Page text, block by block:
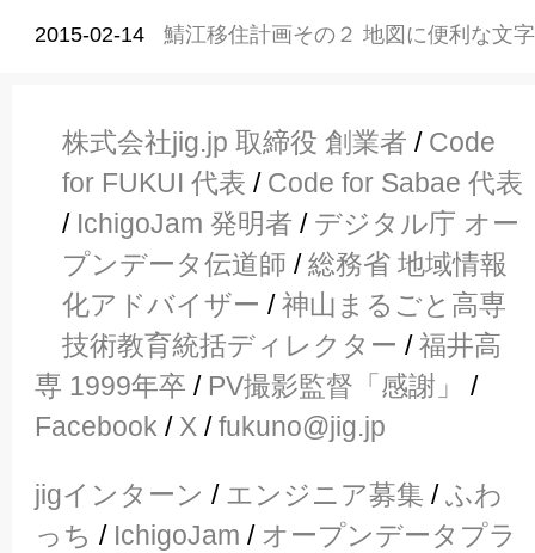
2015-02-14 鯖江移住計画その２ 地図に便利な文
株式会社jig.jp 取締役 創業者 / Code
for FUKUI 代表 / Code for Sabae 代表
/ IchigoJam 発明者 / デジタル庁 オー
プンデータ伝道師 /総務省 地域情報
化アドバイザー /神山まるごと高専
技術教育統括ディレクター /福井高
専 1999年卒 / PV撮影監督「感謝」
/
Facebook / X /fukuno@jig.jp
jigインターン / エンジニア募集 /ふわ
っち / IchigoJam / オープンデータプラ